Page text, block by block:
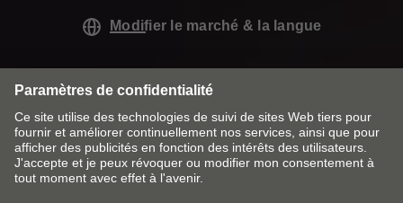
Modifier le marché & la langue
Remarques juridiques Cookie Policy
CGV